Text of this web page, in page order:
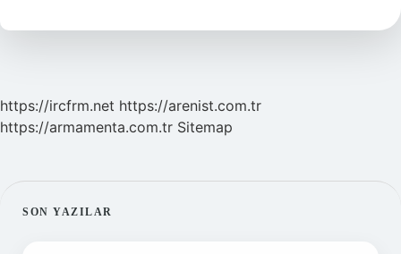
https://ircfrm.net https://arenist.com.tr
https://armamenta.com.tr Sitemap
SIDEBAR
SON YAZILAR